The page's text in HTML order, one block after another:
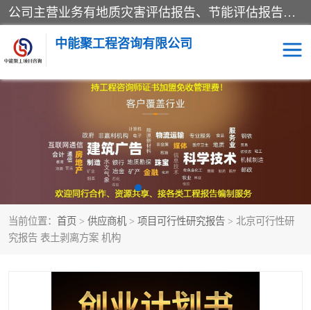
公司主营业务有地质灾害评估报告、节能评估报告、水土保持验收、水资源论证、土地复垦报告、项目可行性研究报告等。是经国家工商总局批准，在法律、法规、决定规定禁止的不得经营；法律、法规、决定规定应当许可（审批）的，经审批机关批准后凭许可（审批）文件经营;法律、法规，市场主体自主选择经营。
中能聚工程咨询有限公司
当前位置： 首页 > 供应商机 > 项目可行性研究报告 > 北京可行性研
究报告 表土剥离方案 机构
水资源论证报告 土地复垦报告
地质灾害评估报告 工程项目验收报告
节能评估报告